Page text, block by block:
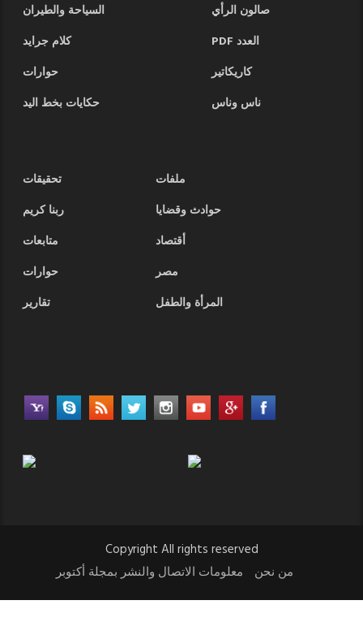
صالون الرأي
السياحة والطيران
العدد PDF
كلام جرايد
كاريكاتير
حوارات
ناس وناس
حكايات بخط اليد
ملفات
تحقيقات
حوادث وقضايا
ربنا كريم
أقتصاد
متابعات
مصر
حوارات
المرأة والطفل
تقارير
Copyright All rights reserved
من نحن
معلومات الاتصال والنشر بمجلة أكتوبر